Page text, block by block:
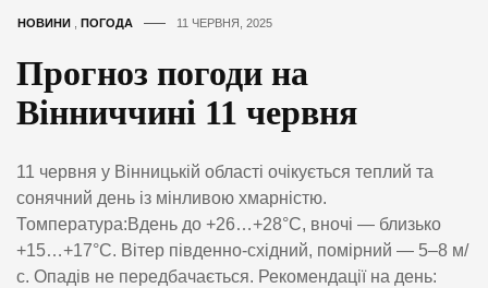
НОВИНИ , ПОГОДА 11 ЧЕРВНЯ, 2025
Прогноз погоди на
Вінниччині 11 червня
11 червня у Вінницькій області очікується теплий та
сонячний день із мінливою хмарністю.
Томпература:Вдень до +26…+28°C, вночі — близько
+15…+17°C. Вітер південно-східний, помірний — 5–8 м/
с. Опадів не передбачається. Рекомендації на день: